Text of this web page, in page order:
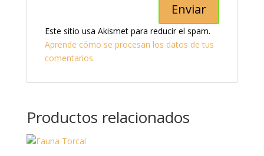
Este sitio usa Akismet para reducir el spam.
Aprende cómo se procesan los datos de tus
comentarios.
Productos relacionados